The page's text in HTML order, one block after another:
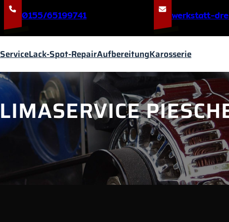
0155/65199741 @nedserd-
ServiceLack-Spot-RepairAufbereitungKarosserie